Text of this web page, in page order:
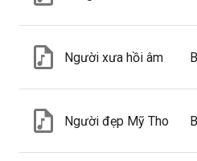
Người xưa hồi âm
Người đẹp Mỹ Tho